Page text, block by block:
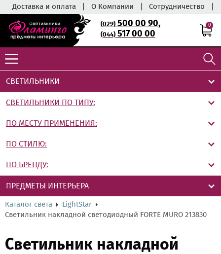
Доставка и оплата О Компании Сотрудничество
(029)500 00 90,
(044)517 00 00
0
СВЕТИЛЬНИКИ
СВЕТИЛЬНИКИ ПО ТИПУ:
ПО МЕСТУ ПРИМЕНЕНИЯ:
ПО СТИЛЮ:
ПО БРЕНДУ:
ПРЕДМЕТЫ ИНТЕРЬЕРА
Каталог света
LightStar
Светильник накладной светодиодный FORTE MURO 213830
Светильник накладной